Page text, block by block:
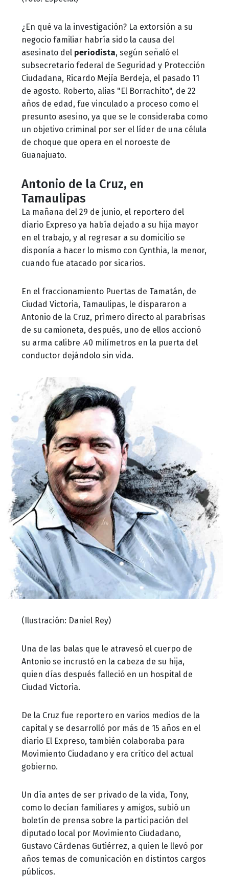
¿En qué va la investigación? La extorsión a su
negocio familiar habría sido la causa del
asesinato del periodista, según señaló el
subsecretario federal de Seguridad y Protección
Ciudadana, Ricardo Mejía Berdeja, el pasado 11
de agosto. Roberto, alias "El Borrachito", de 22
años de edad, fue vinculado a proceso como el
presunto asesino, ya que se le consideraba como
un objetivo criminal por ser el líder de una célula
de choque que opera en el noroeste de
Guanajuato.
Antonio de la Cruz, en
Tamaulipas
La mañana del 29 de junio, el reportero del
diario Expreso ya había dejado a su hija mayor
en el trabajo, y al regresar a su domicilio se
disponía a hacer lo mismo con Cynthia, la menor,
cuando fue atacado por sicarios.
En el fraccionamiento Puertas de Tamatán, de
Ciudad Victoria, Tamaulipas, le dispararon a
Antonio de la Cruz, primero directo al parabrisas
de su camioneta, después, uno de ellos accionó
su arma calibre .40 milímetros en la puerta del
conductor dejándolo sin vida.
(Ilustración: Daniel Rey)
Una de las balas que le atravesó el cuerpo de
Antonio se incrustó en la cabeza de su hija,
quien días después falleció en un hospital de
Ciudad Victoria.
De la Cruz fue reportero en varios medios de la
capital y se desarrolló por más de 15 años en el
diario El Expreso, también colaboraba para
Movimiento Ciudadano y era crítico del actual
gobierno.
Un día antes de ser privado de la vida, Tony,
como lo decían familiares y amigos, subió un
boletín de prensa sobre la participación del
diputado local por Movimiento Ciudadano,
Gustavo Cárdenas Gutiérrez, a quien le llevó por
años temas de comunicación en distintos cargos
públicos.